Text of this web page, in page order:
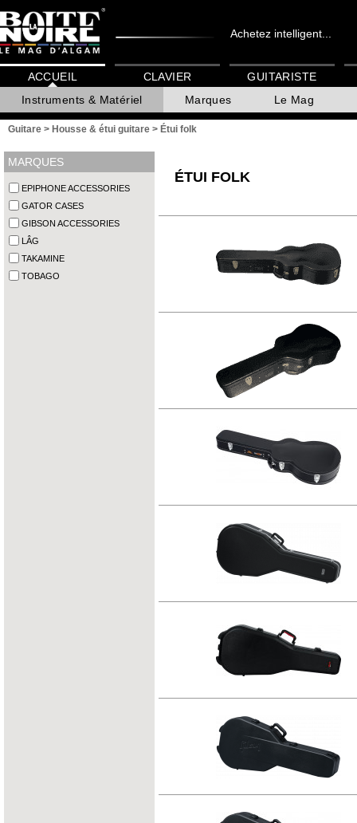
Achetez intelligent...
ACCUEIL
Instruments & Matériel
Marques Le Mag
CLAVIER GUITARISTE
Guitare > Housse & étui guitare > Étui folk
MARQUES
EPIPHONE ACCESSORIES
GATOR CASES
GIBSON ACCESSORIES
LÂG
TAKAMINE
TOBAGO
ÉTUI FOLK